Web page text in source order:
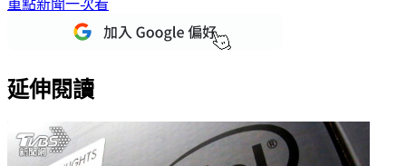
重點新聞一次看
延伸閱讀